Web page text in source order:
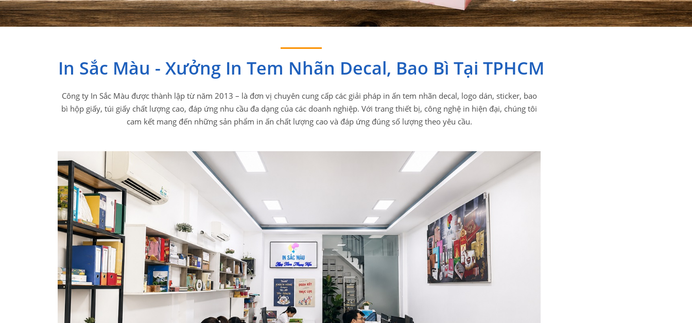
In Sắc Màu - Xưởng In Tem Nhãn Decal, Bao Bì Tại TPHCM
Công ty In Sắc Màu được thành lập từ năm 2013 – là đơn vị chuyên cung cấp các giải pháp in ấn tem nhãn decal, logo dán, sticker, bao
bì hộp giấy, túi giấy chất lượng cao, đáp ứng nhu cầu đa dạng của các doanh nghiệp. Với trang thiết bị, công nghệ in hiện đại, chúng tôi
cam kết mang đến những sản phẩm in ấn chất lượng cao và đáp ứng đúng số lượng theo yêu cầu.